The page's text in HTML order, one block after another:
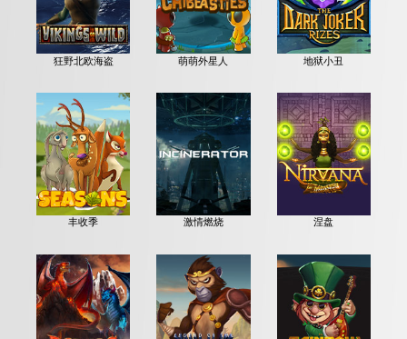
狂野北欧海盗 萌萌外星人 地狱小丑
丰收季 激情燃烧 涅盘